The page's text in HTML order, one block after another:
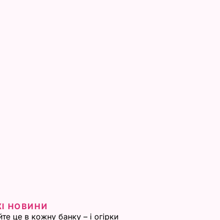
НОВИНИ
це в кожну банку – і огірки